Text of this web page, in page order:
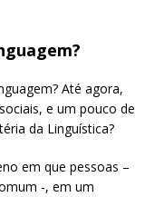
Até agora,
e um pouco de
da Linguística?
em que pessoas –
-, em um